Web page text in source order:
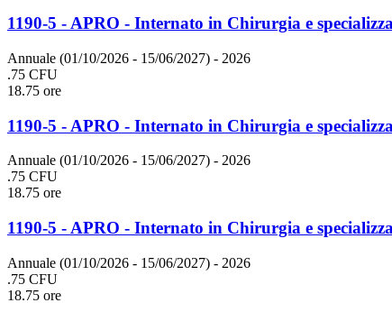
1190-5 - APRO - Internato in Chirurgia e
Annuale (01/10/2026 - 15/06/2027) - 2026
.75 CFU
18.75 ore
1190-5 - APRO - Internato in Chirurgia e
Annuale (01/10/2026 - 15/06/2027) - 2026
.75 CFU
18.75 ore
1190-5 - APRO - Internato in Chirurgia e
Annuale (01/10/2026 - 15/06/2027) - 2026
.75 CFU
18.75 ore